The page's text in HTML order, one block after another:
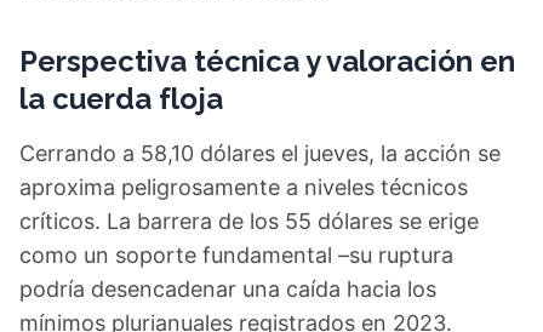
Perspectiva técnica y valoración en
la cuerda floja
Cerrando a 58,10 dólares el jueves, la acción se
aproxima peligrosamente a niveles técnicos
críticos. La barrera de los 55 dólares se erige
como un soporte fundamental –su ruptura
podría desencadenar una caída hacia los
mínimos plurianuales registrados en 2023.